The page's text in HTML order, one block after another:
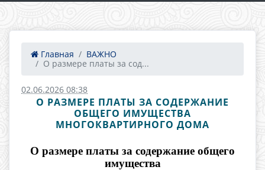
Главная
ВАЖНО
О размере платы за сод...
02.06.2026 08:38
О РАЗМЕРЕ ПЛАТЫ ЗА СОДЕРЖАНИЕ
ОБЩЕГО ИМУЩЕСТВА
МНОГОКВАРТИРНОГО ДОМА
О размере платы за содержание общего
имущества